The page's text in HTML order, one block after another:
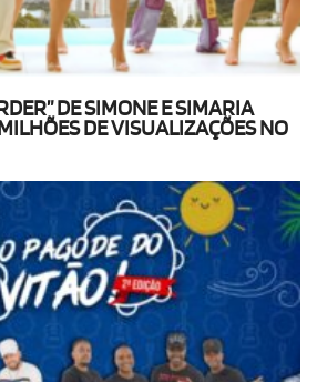
DE SIMONE E SIMARIA
DE VISUALIZAÇÕES NO